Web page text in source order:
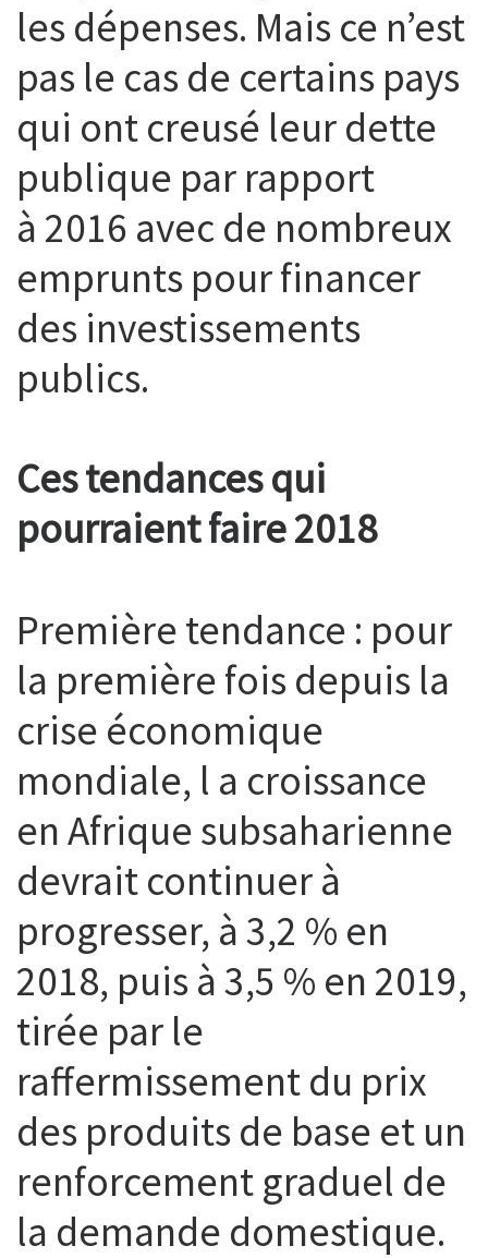
les dépenses. Mais ce n’est
pas le cas de certains pays
qui ont creusé leur dette
publique par rapport
à 2016 avec de nombreux
emprunts pour financer
des investissements
publics.
Ces tendances qui
pourraient faire 2018
Première tendance : pour
la première fois depuis la
crise économique
mondiale, l a croissance
en Afrique subsaharienne
devrait continuer à
progresser, à 3,2 % en
2018, puis à 3,5 % en 2019,
tirée par le
raffermissement du prix
des produits de base et un
renforcement graduel de
la demande domestique.